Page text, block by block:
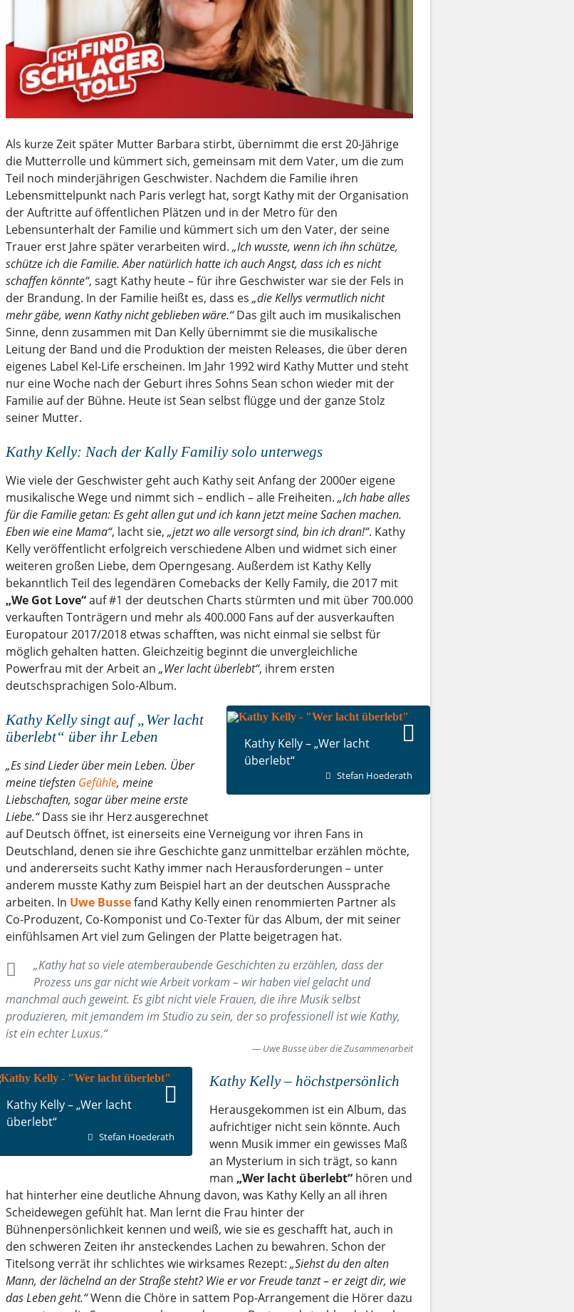
Als kurze Zeit später Mutter Barbara stirbt, übernimmt die erst 20-Jährige
die Mutterrolle und kümmert sich, gemeinsam mit dem Vater, um die zum
Teil noch minderjährigen Geschwister. Nachdem die Familie ihren
Lebensmittelpunkt nach Paris verlegt hat, sorgt Kathy mit der Organisation
der Auftritte auf öffentlichen Plätzen und in der Metro für den
Lebensunterhalt der Familie und kümmert sich um den Vater, der seine
Trauer erst Jahre später verarbeiten wird.„Ich wusste, wenn ich ihn schütze,
schütze ich die Familie. Aber natürlich hatte ich auch Angst, dass ich es nicht
schaffen könnte“, sagt Kathy heute – für ihre Geschwister war sie der Fels in
der Brandung. In der Familie heißt es, dass es„die Kellys vermutlich nicht
mehr gäbe, wenn Kathy nicht geblieben wäre.“Das gilt auch im musikalischen
Sinne, denn zusammen mit Dan Kelly übernimmt sie die musikalische
Leitung der Band und die Produktion der meisten Releases, die über deren
eigenes Label Kel-Life erscheinen. Im Jahr 1992 wird Kathy Mutter und steht
nur eine Woche nach der Geburt ihres Sohns Sean schon wieder mit der
Familie auf der Bühne. Heute ist Sean selbst flügge und der ganze Stolz
seiner Mutter.
Kathy Kelly: Nach der Kally Familiy solo unterwegs
Wie viele der Geschwister geht auch Kathy seit Anfang der 2000er eigene
musikalische Wege und nimmt sich – endlich – alle Freiheiten.„Ich habe alles
für die Familie getan: Es geht allen gut und ich kann jetzt meine Sachen machen.
Eben wie eine Mama“, lacht sie,„jetzt wo alle versorgt sind, bin ich dran!“. Kathy
Kelly veröffentlicht erfolgreich verschiedene Alben und widmet sich einer
weiteren großen Liebe, dem Operngesang. Außerdem ist Kathy Kelly
bekanntlich Teil des legendären Comebacks der Kelly Family, die 2017 mit
„We Got Love“auf #1 der deutschen Charts stürmten und mit über 700.000
verkauften Tonträgern und mehr als 400.000 Fans auf der ausverkauften
Europatour 2017/2018 etwas schafften, was nicht einmal sie selbst für
möglich gehalten hatten. Gleichzeitig beginnt die unvergleichliche
Powerfrau mit der Arbeit an„Wer lacht überlebt“, ihrem ersten
deutschsprachigen Solo-Album.
Kathy Kelly – „Wer lacht
überlebt“
Stefan Hoederath
Kathy Kelly singt auf „Wer lacht
überlebt“ über ihr Leben
„Es sind Lieder über mein Leben. Über
meine tiefsten Gefühle, meine
Liebschaften, sogar über meine erste
Liebe.“Dass sie ihr Herz ausgerechnet
auf Deutsch öffnet, ist einerseits eine Verneigung vor ihren Fans in
Deutschland, denen sie ihre Geschichte ganz unmittelbar erzählen möchte,
und andererseits sucht Kathy immer nach Herausforderungen – unter
anderem musste Kathy zum Beispiel hart an der deutschen Aussprache
arbeiten. In Uwe Bussefand Kathy Kelly einen renommierten Partner als
Co-Produzent, Co-Komponist und Co-Texter für das Album, der mit seiner
einfühlsamen Art viel zum Gelingen der Platte beigetragen hat.
„Kathy hat so viele atemberaubende Geschichten zu erzählen, dass der
Prozess uns gar nicht wie Arbeit vorkam – wir haben viel gelacht und
manchmal auch geweint. Es gibt nicht viele Frauen, die ihre Musik selbst
produzieren, mit jemandem im Studio zu sein, der so professionell ist wie Kathy,
ist ein echter Luxus.“
Uwe Busse über die Zusammenarbeit
Kathy Kelly – „Wer lacht
überlebt“
Stefan Hoederath
Kathy Kelly – höchstpersönlich
Herausgekommen ist ein Album, das
aufrichtiger nicht sein könnte. Auch
wenn Musik immer ein gewisses Maß
an Mysterium in sich trägt, so kann
man „Wer lacht überlebt“hören und
hat hinterher eine deutliche Ahnung davon, was Kathy Kelly an all ihren
Scheidewegen gefühlt hat. Man lernt die Frau hinter der
Bühnenpersönlichkeit kennen und weiß, wie sie es geschafft hat, auch in
den schweren Zeiten ihr ansteckendes Lachen zu bewahren. Schon der
Titelsong verrät ihr schlichtes wie wirksames Rezept:„Siehst du den alten
Mann, der lächelnd an der Straße steht? Wie er vor Freude tanzt – er zeigt dir, wie
das Leben geht.“Wenn die Chöre in sattem Pop-Arrangement die Hörer dazu